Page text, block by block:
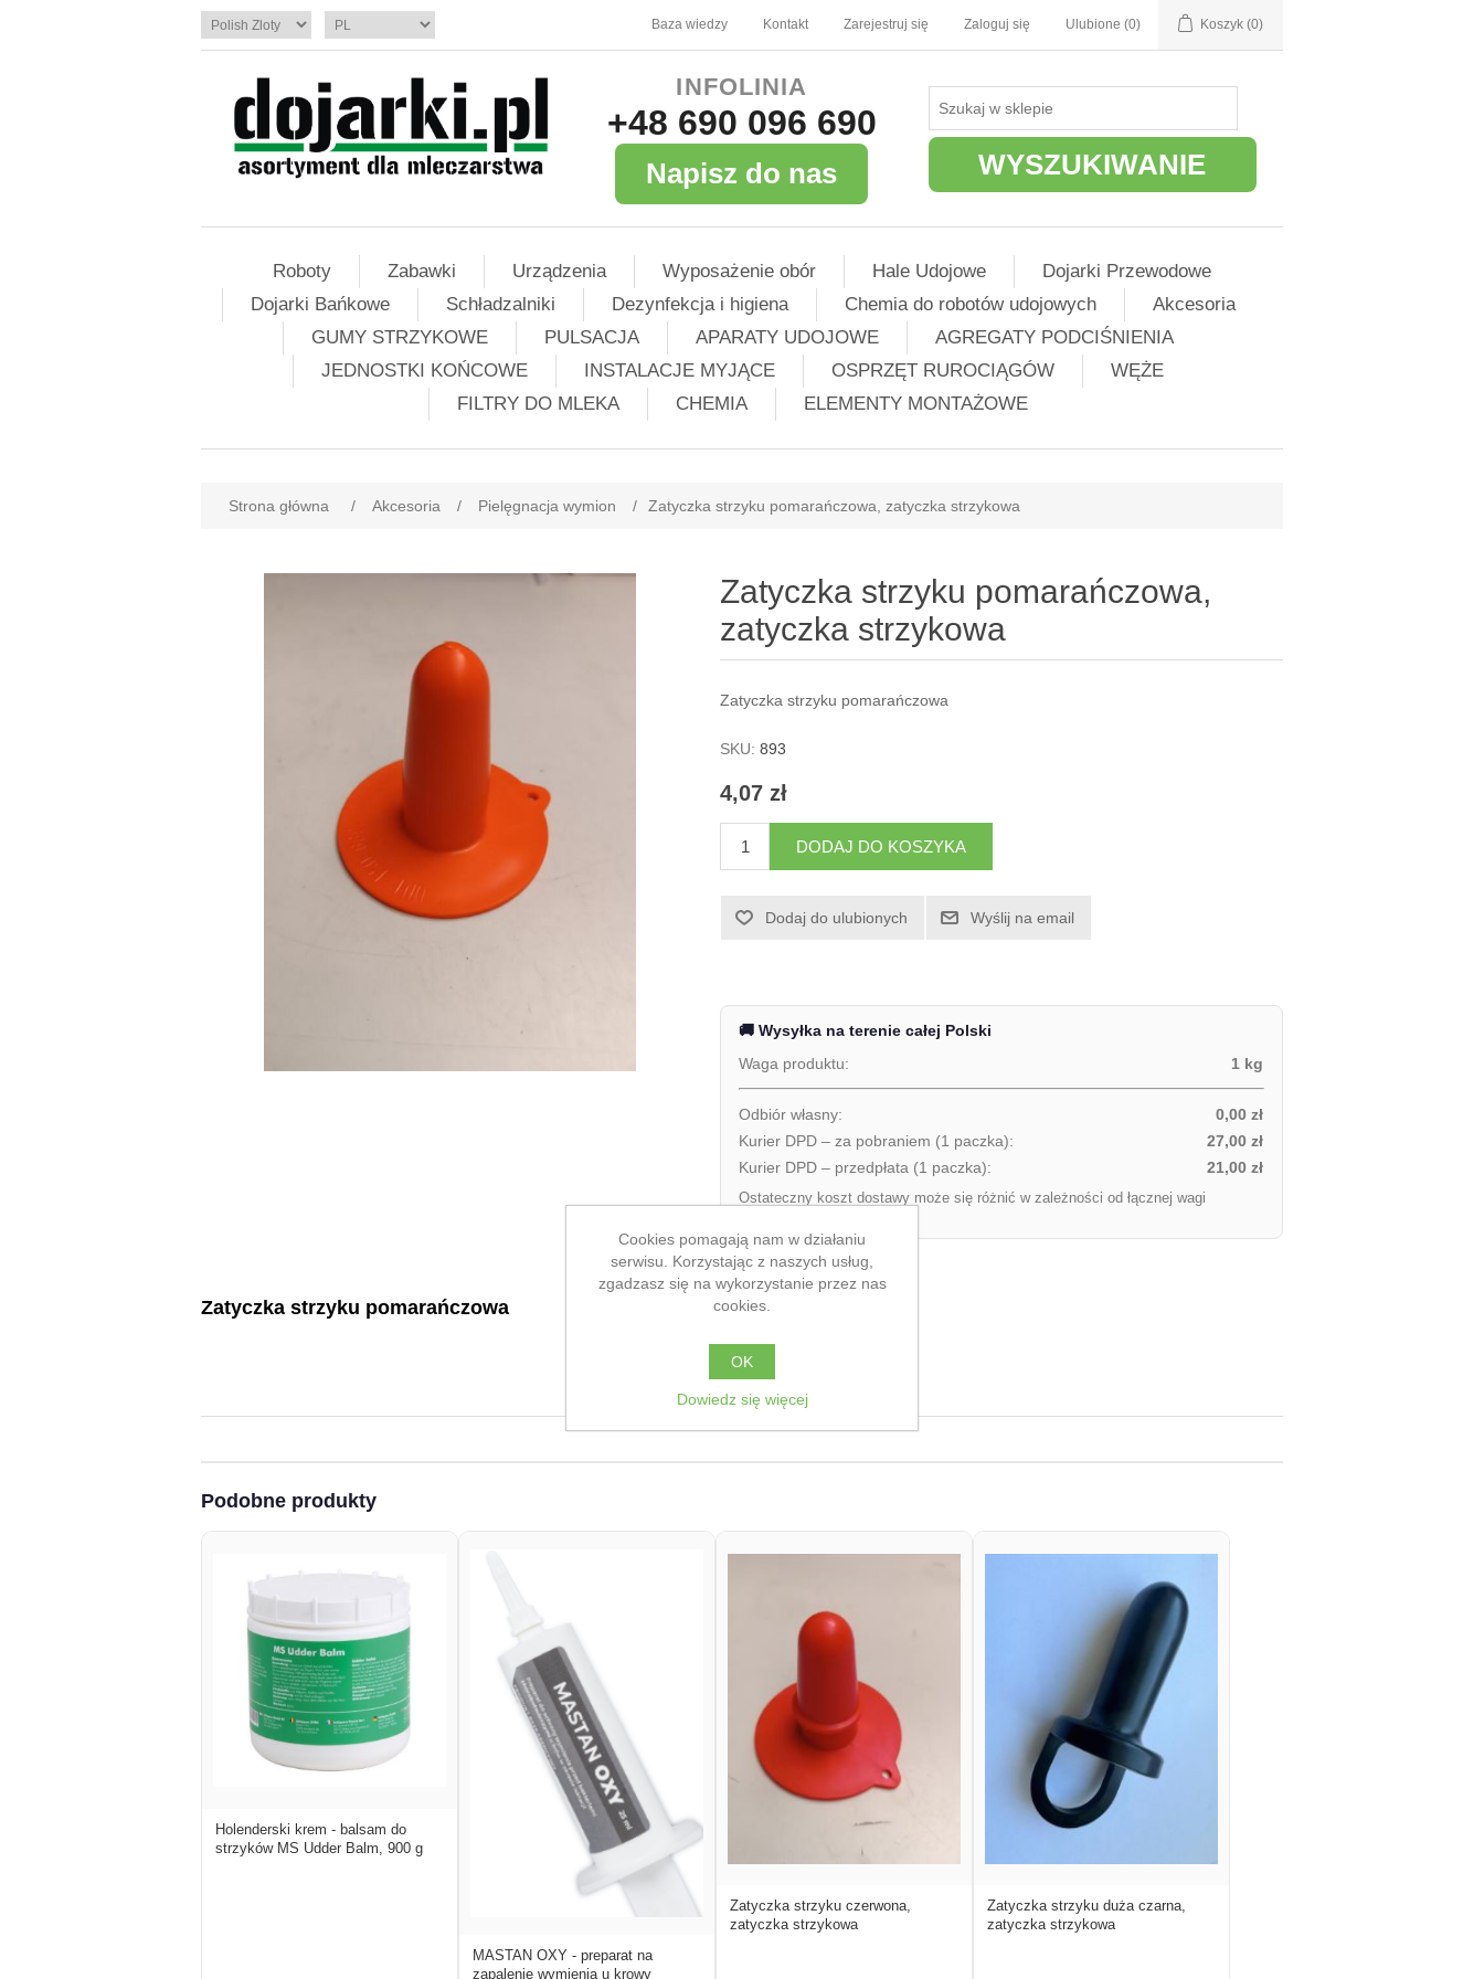
Baza wiedzy Kontakt Zarejestruj się Zaloguj się Ulubione (0) Koszyk (0)
INFOLINIA
+48 690 096 690
Napisz do nas WYSZUKIWANIE
Roboty Zabawki Urządzenia Wyposażenie obór Hale Udojowe
Dojarki Przewodowe
Dojarki Bańkowe
Schładzalniki Dezynfekcja i higiena Chemia do robotów udojowych
Akcesoria
GUMY STRZYKOWE
PULSACJA APARATY UDOJOWE
AGREGATY PODCIŚNIENIA
JEDNOSTKI KOŃCOWE
INSTALACJE MYJĄCE OSPRZĘT RUROCIĄGÓW
WĘŻE
FILTRY DO MLEKA
CHEMIA ELEMENTY MONTAŻOWE
Strona główna / Akcesoria / Pielęgnacja wymion / Zatyczka strzyku pomarańczowa, zatyczka strzykowa
Zatyczka strzyku pomarańczowa,
zatyczka strzykowa
Zatyczka strzyku pomarańczowa
SKU: 893
4,07 zł
DODAJ DO KOSZYKA
Dodaj do ulubionych Wyślij na email
🚚 Wysyłka na terenie całej Polski
Waga produktu:
1 kg
Odbiór własny:
0,00 zł
Kurier DPD – za pobraniem (1 paczka):
27,00 zł
Kurier DPD – przedpłata (1 paczka):
21,00 zł
Ostateczny koszt dostawy może się różnić w zależności od łącznej wagi
Zatyczka strzyku pomarańczowa
Podobne produkty
Holenderski krem - balsam do
strzyków MS Udder Balm, 900 g
MASTAN OXY - preparat na
zapalenie wymienia u krowy
Zatyczka strzyku czerwona,
zatyczka strzykowa
Zatyczka strzyku duża czarna,
zatyczka strzykowa
Cookies pomagają nam w działaniu
serwisu. Korzystając z naszych usług,
zgadzasz się na wykorzystanie przez nas
cookies.
OK
Dowiedz się więcej